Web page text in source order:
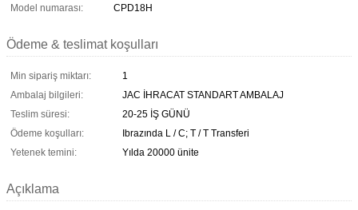
Model numarası:
CPD18H
Ödeme & teslimat koşulları
Min sipariş miktarı:
1
Ambalaj bilgileri:
JAC İHRACAT STANDART AMBALAJ
Teslim süresi:
20-25 İŞ GÜNÜ
Ödeme koşulları:
Ibrazında L / C; T / T Transferi
Yetenek temini:
Yılda 20000 ünite
Açıklama